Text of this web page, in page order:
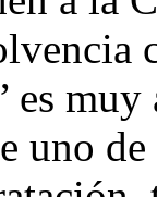
es
uno